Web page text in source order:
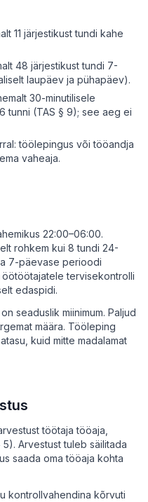
11 järjestikust tundi kahe
48 järjestikust tundi 7-
laupäev ja pühapäev).
30-minutilisele
tunni (TAS § 9); see aeg ei
töölepingus või tööandja
vaheaja.
22:00–06:00.
rohkem kui 8 tundi 24-
7-päevase perioodi
tervisekontrolli
edaspidi.
seaduslik miinimum. Paljud
määra. Tööleping
kuid mitte madalamat
töötaja tööaja,
Arvestust tuleb säilitada
saada oma tööaja kohta
kontrollvahendina kõrvuti